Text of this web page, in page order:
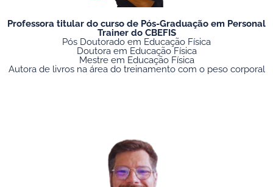
Professora titular do curso de Pós-Graduação em Personal
Trainer do CBEFIS
Pós Doutorado em Educação Física
⁠Doutora em Educação Física
Mestre em Educação Física
Autora de livros na área do treinamento com o peso corporal